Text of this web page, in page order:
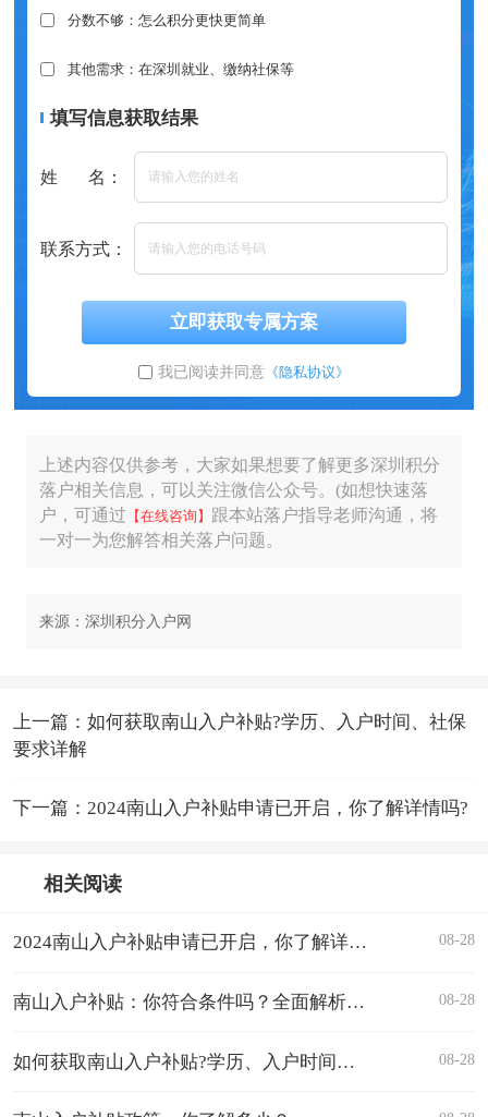
分数不够：怎么积分更快更简单
其他需求：在深圳就业、缴纳社保等
填写信息获取结果
姓 名：
联系方式：
立即获取专属方案
我已阅读并同意 《隐私协议》
上述内容仅供参考，大家如果想要了解更多深圳积分
落户相关信息，可以关注微信公众号。(如想快速落
户，可通过 【在线咨询】 跟本站落户指导老师沟通，将
一对一为您解答相关落户问题。
来源：深圳积分入户网
上一篇：如何获取南山入户补贴?学历、入户时间、社保
要求详解
下一篇：2024南山入户补贴申请已开启，你了解详情吗?
相关阅读
2024南山入户补贴申请已开启，你了解详情吗? 08-28
南山入户补贴：你符合条件吗？全面解析答疑解惑 08-28
如何获取南山入户补贴?学历、入户时间、社保要求详解 08-28